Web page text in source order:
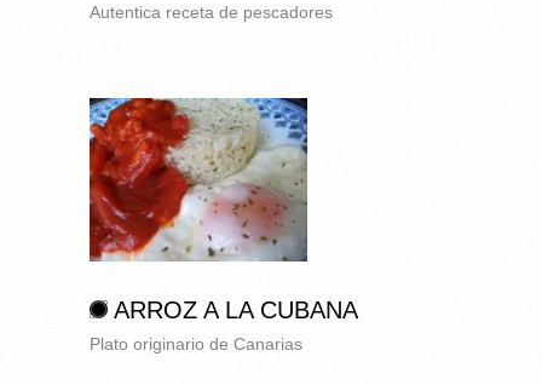
Autentica receta de pescadores
ARROZ A LA CUBANA
Plato originario de Canarias